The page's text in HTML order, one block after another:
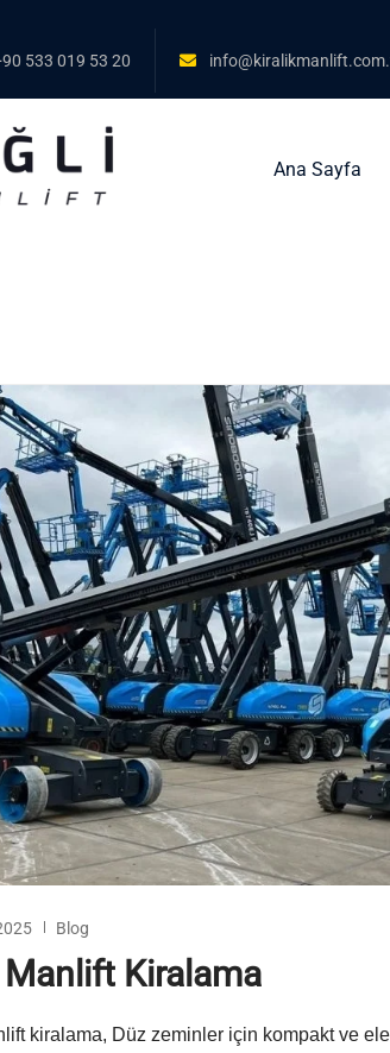
533 019 53 20
Ana Sayfa
Blog
Manlift Kiralama
kiralama, Düz zeminler için kompakt ve